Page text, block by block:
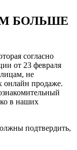
БОЛЬШЕ
согласно
от 23 февраля
не
онлайн продаже.
в наших
подтвердить,